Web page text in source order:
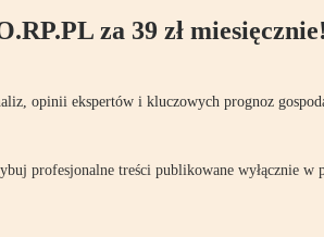
za 39 zł miesięcznie!
opinii ekspertów i kluczowych prognoz
profesjonalne treści publikowane wyłącznie w